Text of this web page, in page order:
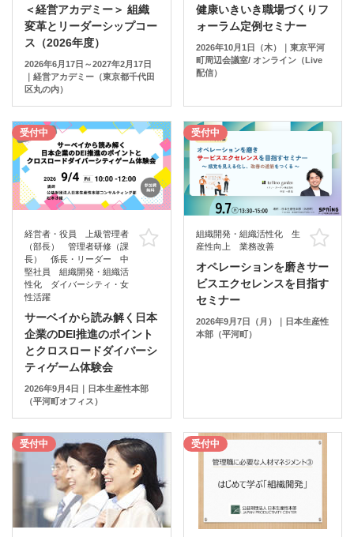
＜経営アカデミー＞ 組織
変革とリーダーシップコー
ス（2026年度）
2026年6月17日～2027年2月17日
｜経営アカデミー（東京都千代田
区丸の内）
健康いきいき職場づくりフ
ォーラム定例セミナー
2026年10月1日（木）｜東京平河
町周辺会議室/ オンライン（Live
配信）
受付中
経営者・役員 上級管理者
（部長） 管理者研修（課
長） 係長・リーダー 中
堅社員 組織開発・組織活
性化 ダイバーシティ・女
性活躍
お気に入り
サーベイから読み解く日本
企業のDEI推進のポイント
とクロスロードダイバーシ
ティゲーム体験会
2026年9月4日｜日本生産性本部
（平河町オフィス）
受付中
組織開発・組織活性化 生
産性向上 業務改善
オペレーションを磨きサー
ビスエクセレンスを目指す
セミナー
2026年9月7日（月）｜日本生産性
本部（平河町）
受付中 受付中